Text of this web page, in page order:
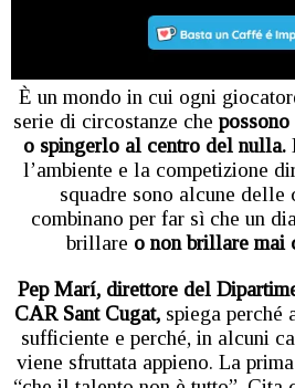
È un mondo in cui ogni
serie di circostanze che
o spingerlo al centro del nulla.
l’ambiente e la competizione
squadre sono alcune delle
combinano per far sì che un
brillare o non brillare mai
Pep Marí, direttore del
CAR Sant Cugat,spiega perché
sufficiente e perché, in alcuni
viene sfruttata appieno. La